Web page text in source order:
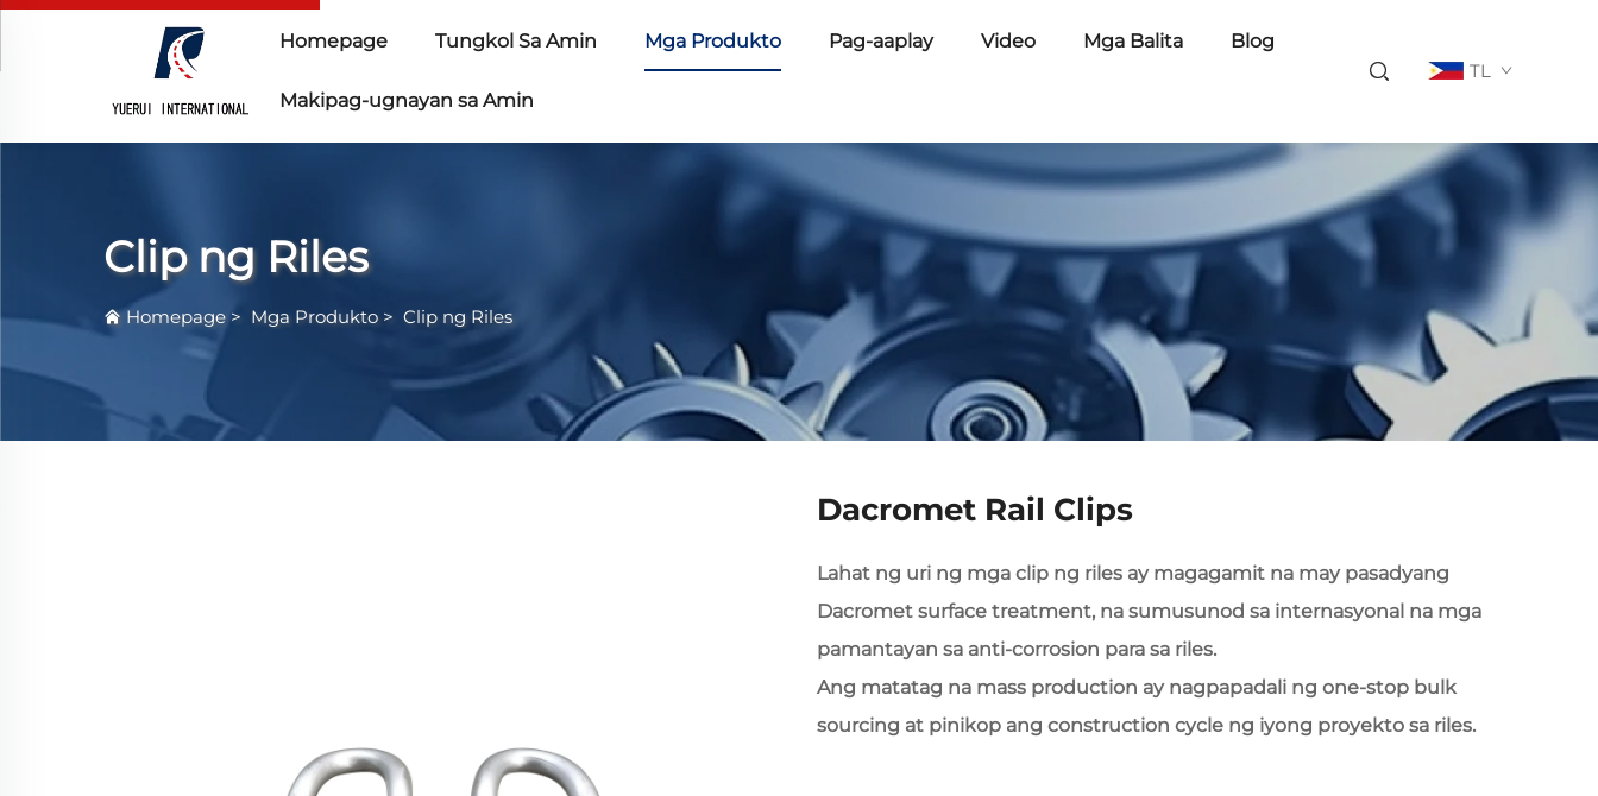
Homepage Tungkol Sa Amin Mga Produkto Pag-aaplay Video Mga Balita Blog
Makipag-ugnayan sa Amin
TL
Clip ng Riles
Homepage > Mga Produkto > Clip ng Riles
Dacromet Rail Clips
Lahat ng uri ng mga clip ng riles ay magagamit na may pasadyang
Dacromet surface treatment, na sumusunod sa internasyonal na mga
pamantayan sa anti-corrosion para sa riles.
Ang matatag na mass production ay nagpapadali ng one-stop bulk
sourcing at pinikop ang construction cycle ng iyong proyekto sa riles.